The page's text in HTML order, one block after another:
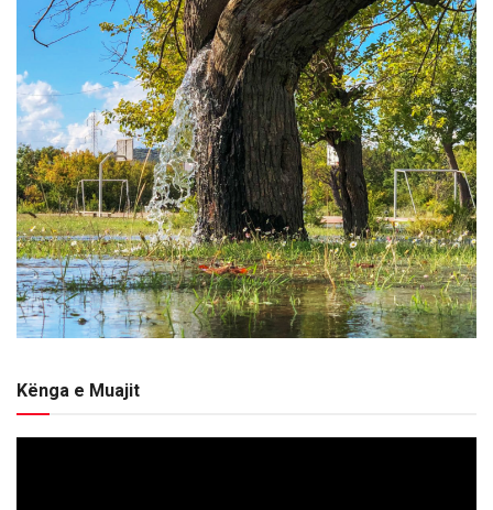
Kënga e Muajit